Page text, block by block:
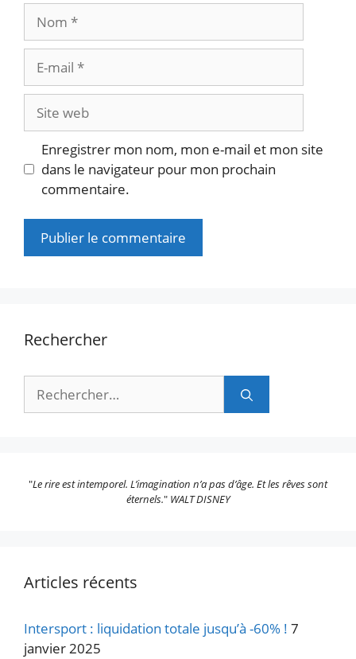
mail
Site
web
Enregistrer mon nom, mon e-mail et mon site
dans le navigateur pour mon prochain
commentaire.
Rechercher
Rechercher :
"Le rire est intemporel. L’imagination n’a pas d’âge. Et les rêves sont
éternels." WALT DISNEY
Articles récents
Intersport : liquidation totale jusqu’à -60% ! 7
janvier 2025